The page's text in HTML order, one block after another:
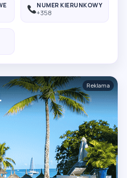
NUMER KIERUNKOWY
+358
Reklama